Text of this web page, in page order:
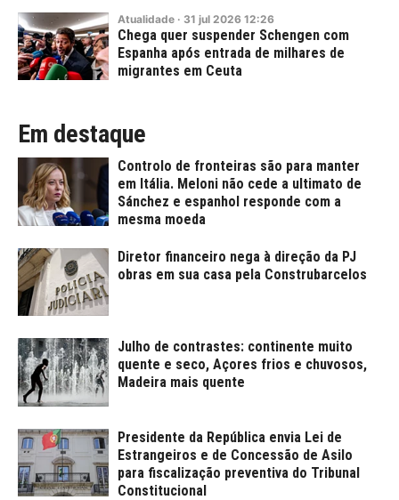
Atualidade · 31 jul 2026 12:26
Chega quer suspender Schengen com
Espanha após entrada de milhares de
migrantes em Ceuta
Em destaque
Controlo de fronteiras são para manter
em Itália. Meloni não cede a ultimato de
Sánchez e espanhol responde com a
mesma moeda
Diretor financeiro nega à direção da PJ
obras em sua casa pela Construbarcelos
Julho de contrastes: continente muito
quente e seco, Açores frios e chuvosos,
Madeira mais quente
Presidente da República envia Lei de
Estrangeiros e de Concessão de Asilo
para fiscalização preventiva do Tribunal
Constitucional